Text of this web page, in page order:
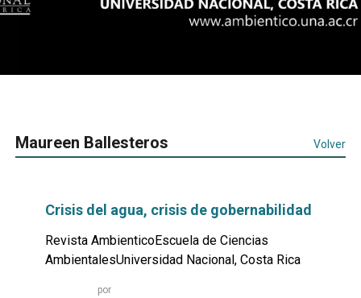
Maureen Ballesteros Volver
Crisis del agua, crisis de gobernabilidad
Revista AmbienticoEscuela de Ciencias
AmbientalesUniversidad Nacional, Costa Rica
por